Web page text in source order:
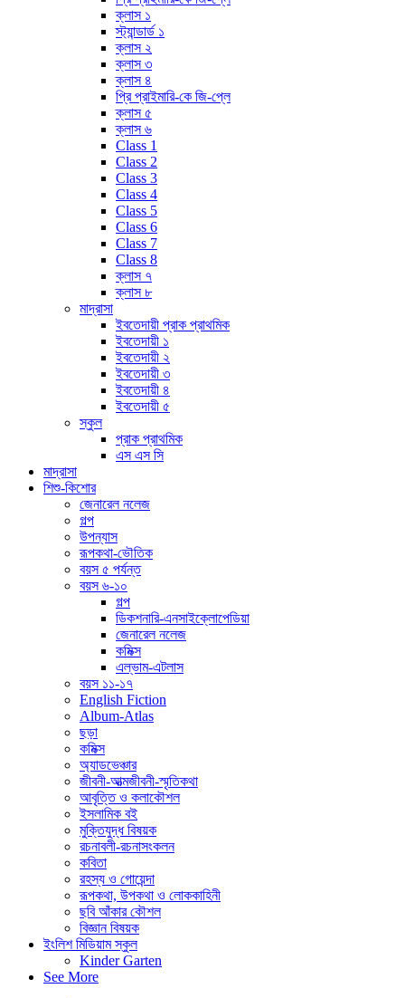
ক্লাস ১
স্ট্যান্ডার্ড ১
ক্লাস ২
ক্লাস ৩
ক্লাস ৪
প্রি প্রাইমারি-কে জি-প্লে
ক্লাস ৫
ক্লাস ৬
Class 1
Class 2
Class 3
Class 4
Class 5
Class 6
Class 7
Class 8
ক্লাস ৭
ক্লাস ৮
মাদ্রাসা
ইবতেদায়ী প্রাক প্রাথমিক
ইবতেদায়ী ১
ইবতেদায়ী ২
ইবতেদায়ী ৩
ইবতেদায়ী ৪
ইবতেদায়ী ৫
স্কুল
প্রাক প্রাথমিক
এস এস সি
মাদ্রাসা
শিশু-কিশোর
জেনারেল নলেজ
গল্প
উপন্যাস
রূপকথা-ভৌতিক
বয়স ৫ পর্যন্ত
বয়স ৬-১০
গল্প
ডিকশনারি-এনসাইক্লোপেডিয়া
জেনারেল নলেজ
কমিক্স
এল্ভাম-এটলাস
বয়স ১১-১৭
English Fiction
Album-Atlas
ছড়া
কমিক্স
অ্যাডভেঞ্চার
জীবনী-আত্মজীবনী-স্মৃতিকথা
আবৃত্তি ও কলাকৌশল
ইসলামিক বই
মুক্তিযুদ্ধ বিষয়ক
রচনাবলী-রচনাসংকলন
কবিতা
রহস্য ও গোয়েন্দা
রূপকথা, উপকথা ও লোককাহিনী
ছবি আঁকার কৌশল
বিজ্ঞান বিষয়ক
ইংলিশ মিডিয়াম স্কুল
Kinder Garten
See More